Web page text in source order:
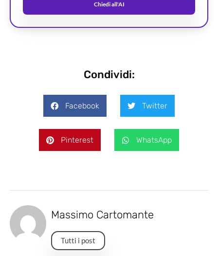
Chiedi all'AI
Condividi:
Facebook Twitter
Pinterest WhatsApp
Massimo Cartomante
Tutti i post